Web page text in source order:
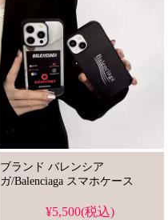
ブランド バレンシア
ガ/Balenciaga スマホケース
¥5,500(税込)